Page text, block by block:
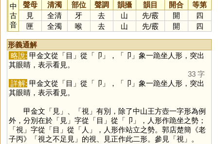
中
古
音
聲母 清濁 部位 聲調 韻攝 韻目 開合
等第
見
全清 牙 去 山 先/霰 開
四
匣
全濁 喉 去 山 先/霰 開 四
形義通解
略說: 甲金文從「目 」從「 卩 」，「 卩 」象一跪坐人形，突出
其眼睛，表示看見。
33 字
詳解: 甲金文從「目 」從「 卩 」，「 卩 」象一跪坐人形，突出
其眼睛，表示看見。
甲金文「 見 」、「視」有別，除了中山王方壺一字形為例
外，分別在於「 見 」字從「目 」從「 卩 」，人形作跪坐之勢；
「視」字從「目 」從「人 」，人形作站立之勢。郭店楚簡《老
子丙》「視之不足見」的視、見正作此二形。參見「視」。